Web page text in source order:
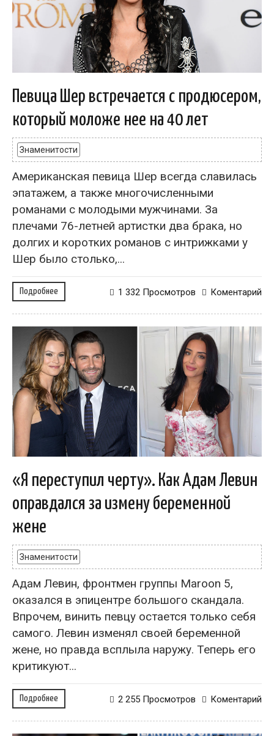
Певица Шер встречается с продюсером,
который моложе нее на 40 лет
Знаменитости
Американская певица Шер всегда славилась
эпатажем, а также многочисленными
романами с молодыми мужчинами. За
плечами 76-летней артистки два брака, но
долгих и коротких романов с интрижками у
Шер было столько,...
Подробнее Коментарий
1 332 Просмотров
«Я переступил черту». Как Адам Левин
оправдался за измену беременной
жене
Знаменитости
Адам Левин, фронтмен группы Maroon 5,
оказался в эпицентре большого скандала.
Впрочем, винить певцу остается только себя
самого. Левин изменял своей беременной
жене, но правда всплыла наружу. Теперь его
критикуют...
Подробнее Коментарий
2 255 Просмотров